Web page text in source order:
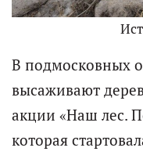
В подмосковных
высаживают
акции «Наш лес.
которая